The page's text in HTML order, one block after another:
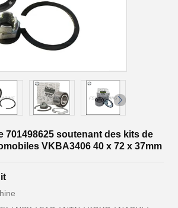
701498625 soutenant des kits de
VKBA3406 40 x 72 x 37mm